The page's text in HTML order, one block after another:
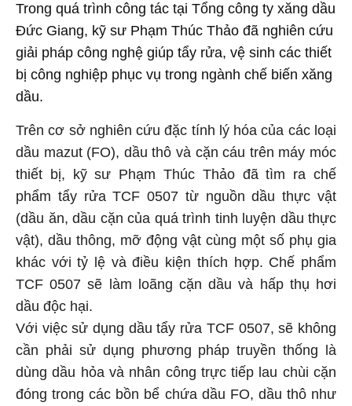
Trong quá trình công tác tại Tổng công ty xăng dầu
Đức Giang, kỹ sư Phạm Thúc Thảo đã nghiên cứu
giải pháp công nghệ giúp tẩy rửa, vệ sinh các thiết
bị công nghiệp phục vụ trong ngành chế biến xăng
dầu.
Trên cơ sở nghiên cứu đặc tính lý hóa của các loại
dầu mazut (FO), dầu thô và cặn cáu trên máy móc
thiết bị, kỹ sư Phạm Thúc Thảo đã tìm ra chế
phẩm tẩy rửa TCF 0507 từ nguồn dầu thực vật
(dầu ăn, dầu cặn của quá trình tinh luyện dầu thực
vật), dầu thông, mỡ động vật cùng một số phụ gia
khác với tỷ lệ và điều kiện thích hợp. Chế phẩm
TCF 0507 sẽ làm loãng cặn dầu và hấp thụ hơi
dầu độc hại.
Với việc sử dụng dầu tẩy rửa TCF 0507, sẽ không
cần phải sử dụng phương pháp truyền thống là
dùng dầu hỏa và nhân công trực tiếp lau chùi cặn
đóng trong các bồn bể chứa dầu FO, dầu thô như